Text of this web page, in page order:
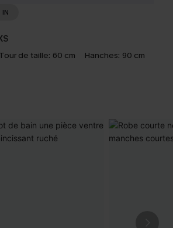
IN
Tour de taille: 60 cm Hanches: 90 cm